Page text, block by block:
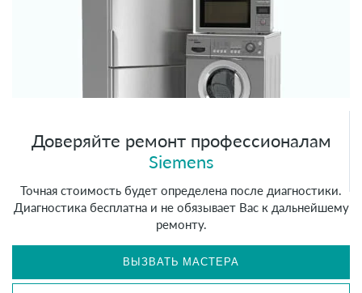
Доверяйте ремонт профессионалам
Siemens
Точная стоимость будет определена после диагностики.
Диагностика бесплатна и не обязывает Вас к дальнейшему
ремонту.
ВЫЗВАТЬ МАСТЕРА